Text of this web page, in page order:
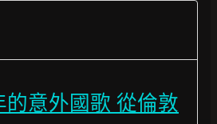
的意外國歌 從倫敦